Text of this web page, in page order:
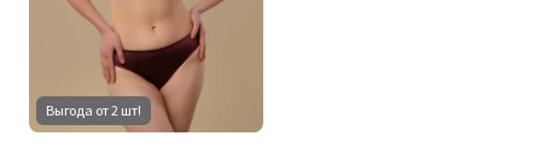
Выгода от 2 шт!